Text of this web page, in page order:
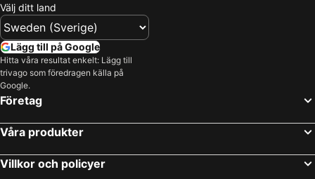
Välj ditt land
Lägg till på Google
Hitta våra resultat enkelt: Lägg till
trivago som föredragen källa på
Google.
Företag
Våra produkter
Villkor och policyer